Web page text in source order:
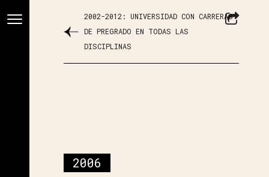
2002-2012: UNIVERSIDAD CON CARRERAS
DE PREGRADO EN TODAS LAS
DISCIPLINAS
2006